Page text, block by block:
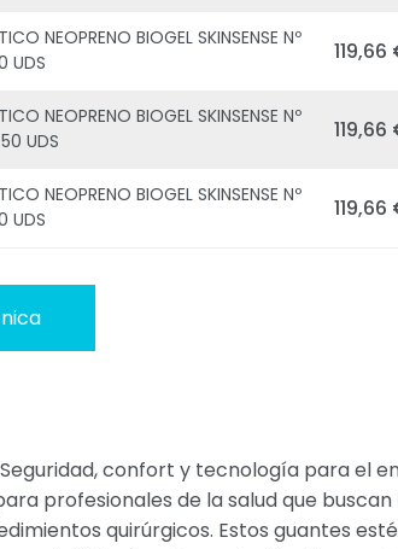
NEOPRENO BIOGEL SKINSENSE Nº
UDS
119,66
NEOPRENO BIOGEL SKINSENSE Nº
UDS
119,66
NEOPRENO BIOGEL SKINSENSE Nº
UDS
119,66
confort y tecnología para el
profesionales de la salud que
quirúrgicos. Estos guantes